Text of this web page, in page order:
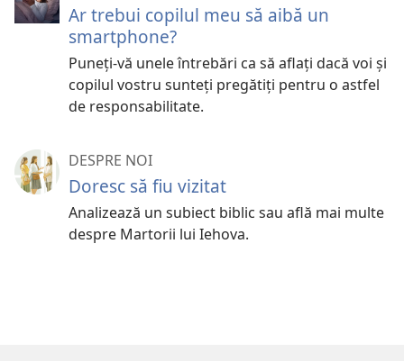
Ar trebui copilul meu să aibă un
smartphone?
Puneți-vă unele întrebări ca să aflați dacă voi și
copilul vostru sunteți pregătiți pentru o astfel
de responsabilitate.
DESPRE NOI
Doresc să fiu vizitat
Analizează un subiect biblic sau află mai multe
despre Martorii lui Iehova.